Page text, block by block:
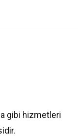
gibi hizmetleri